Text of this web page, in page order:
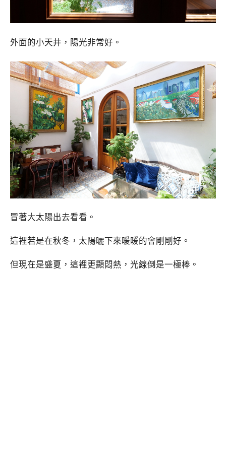
外面的小天井，陽光非常好。
冒著大太陽出去看看。
這裡若是在秋冬，太陽曬下來暖暖的會剛剛好。
但現在是盛夏，這裡更顯悶熱，光線倒是一極棒。